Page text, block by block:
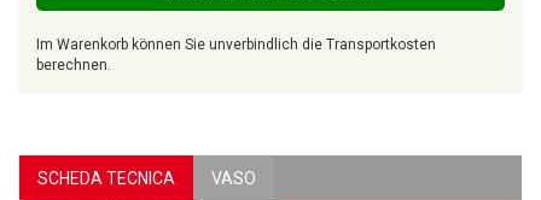
Im Warenkorb können Sie unverbindlich die Transportkosten
berechnen.
SCHEDA TECNICA VASO